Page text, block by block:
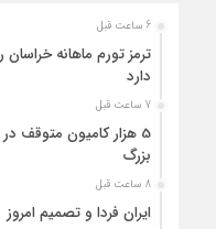
6 ساعت قبل
ترمز تورم ماهانه
دارد
7 ساعت قبل
5 هزار کامیون متوقف
بزرگ
8 ساعت قبل
ایران فردا و تصمیم امروز